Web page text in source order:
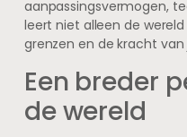
aanpassingsvermogen,
leert niet alleen de
grenzen en de kracht van
Een breder
de wereld